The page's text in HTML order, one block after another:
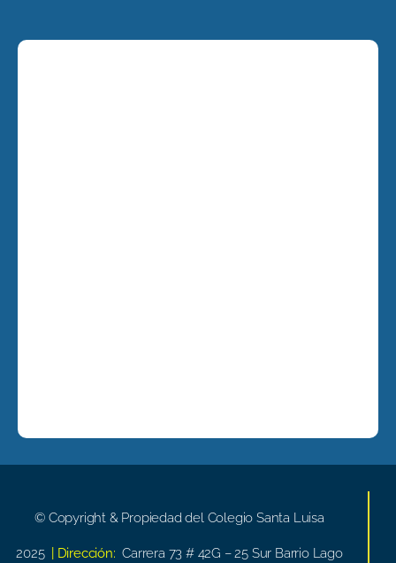
© Copyright & Propiedad del Colegio Santa Luisa
2025 | Dirección: Carrera 73 # 42G – 25 Sur Barrio Lago